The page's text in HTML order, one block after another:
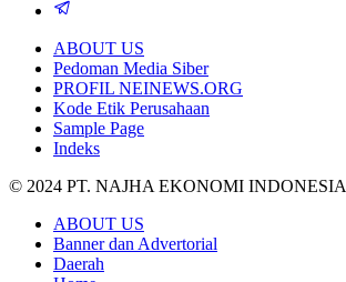
ABOUT US
Pedoman Media Siber
PROFIL NEINEWS.ORG
Kode Etik Perusahaan
Sample Page
Indeks
© 2024 PT. NAJHA EKONOMI INDONESIA
ABOUT US
Banner dan Advertorial
Daerah